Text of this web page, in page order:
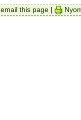
email this page |